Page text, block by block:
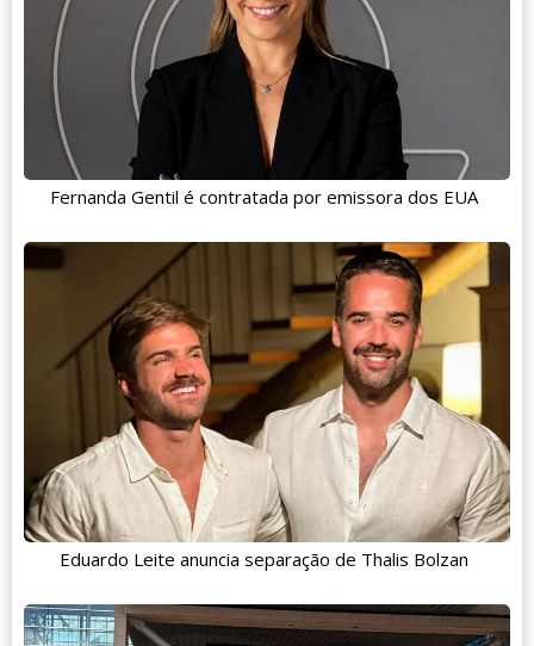
Fernanda Gentil é contratada por emissora dos EUA
Eduardo Leite anuncia separação de Thalis Bolzan